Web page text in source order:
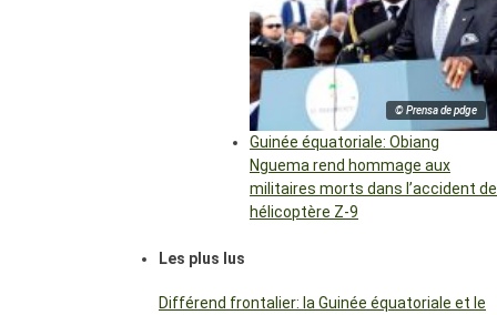
© Prensa de pdge
Guinée équatoriale: Obiang
Nguema rend hommage aux
militaires morts dans l’accident de
hélicoptère Z-9
Les plus lus
Différend frontalier: la Guinée équatoriale et le